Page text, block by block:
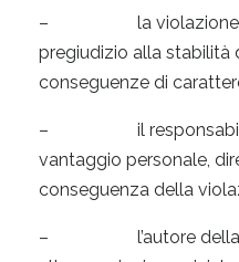
– la violazione
pregiudizio alla stabilità
conseguenze di
– il responsabile
vantaggio personale,
conseguenza della
– l’autore della